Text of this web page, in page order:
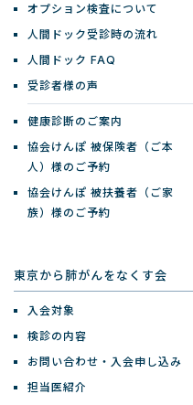
オプション検査について
人間ドック受診時の流れ
人間ドック FAQ
受診者様の声
健康診断のご案内
協会けんぽ 被保険者（ご本
人）様のご予約
協会けんぽ 被扶養者（ご家
族）様のご予約
東京から肺がんをなくす会
入会対象
検診の内容
お問い合わせ・入会申し込み
担当医紹介